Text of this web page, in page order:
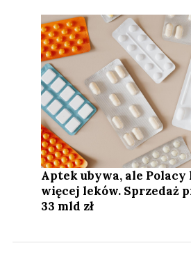
Aptek ubywa, ale Polacy
więcej leków. Sprzedaż
33 mld zł